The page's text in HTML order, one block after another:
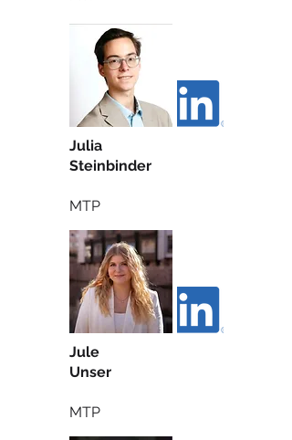
Julia
Steinbinder
MTP
Jule
Unser
MTP